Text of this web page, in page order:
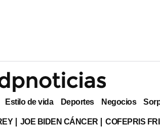
Estilo de vida Deportes Negocios
JOE BIDEN CÁNCER COFEPRIS